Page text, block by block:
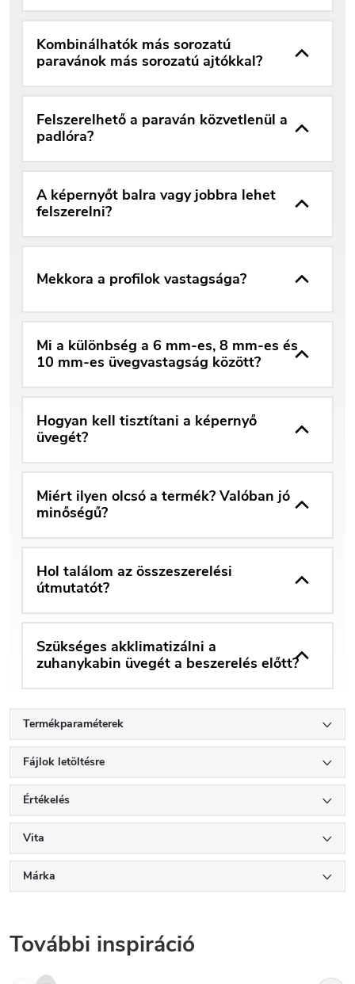
Kombinálhatók más sorozatú
paravánok más sorozatú ajtókkal?
Felszerelhető a paraván közvetlenül a
padlóra?
A képernyőt balra vagy jobbra lehet
felszerelni?
Mekkora a profilok vastagsága?
Mi a különbség a 6 mm-es, 8 mm-es és
10 mm-es üvegvastagság között?
Hogyan kell tisztítani a képernyő
üvegét?
Miért ilyen olcsó a termék? Valóban jó
minőségű?
Hol találom az összeszerelési
útmutatót?
Szükséges akklimatizálni a
zuhanykabin üvegét a beszerelés előtt?
Termékparaméterek
Fájlok letöltésre
Értékelés
Vita
Márka
További inspiráció